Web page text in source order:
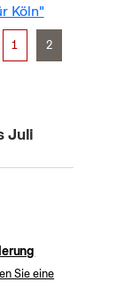
Köln"
1 2
Juli
Sie eine